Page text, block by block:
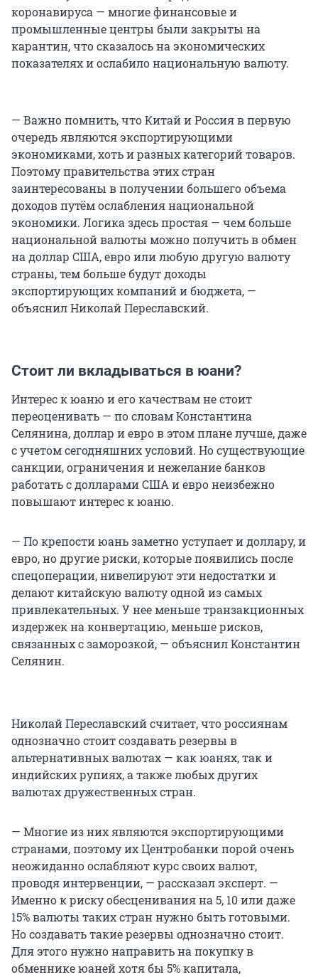
коронавируса — многие финансовые и
промышленные центры были закрыты на
карантин, что сказалось на экономических
показателях и ослабило национальную валюту.
— Важно помнить, что Китай и Россия в первую
очередь являются экспортирующими
экономиками, хоть и разных категорий товаров.
Поэтому правительства этих стран
заинтересованы в получении большего объема
доходов путём ослабления национальной
экономики. Логика здесь простая — чем больше
национальной валюты можно получить в обмен
на доллар США, евро или любую другую валюту
страны, тем больше будут доходы
экспортирующих компаний и бюджета, —
объяснил Николай Переславский.
Стоит ли вкладываться в юани?
Интерес к юаню и его качествам не стоит
переоценивать — по словам Константина
Селянина, доллар и евро в этом плане лучше, даже
с учетом сегодняшних условий. Но существующие
санкции, ограничения и нежелание банков
работать с долларами США и евро неизбежно
повышают интерес к юаню.
— По крепости юань заметно уступает и доллару, и
евро, но другие риски, которые появились после
спецоперации, нивелируют эти недостатки и
делают китайскую валюту одной из самых
привлекательных. У нее меньше транзакционных
издержек на конвертацию, меньше рисков,
связанных с заморозкой, — объяснил Константин
Селянин.
Николай Переславский считает, что россиянам
однозначно стоит создавать резервы в
альтернативных валютах — как юанях, так и
индийских рупиях, а также любых других
валютах дружественных стран.
— Многие из них являются экспортирующими
странами, поэтому их Центробанки порой очень
неожиданно ослабляют курс своих валют,
проводя интервенции, — рассказал эксперт. —
Именно к риску обесценивания на 5, 10 или даже
15% валюты таких стран нужно быть готовыми.
Но создавать такие резервы однозначно стоит.
Для этого нужно направить на покупку в
обменнике юаней хотя бы 5% капитала,